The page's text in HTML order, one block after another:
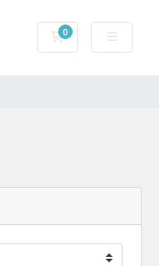
0Ostukorv